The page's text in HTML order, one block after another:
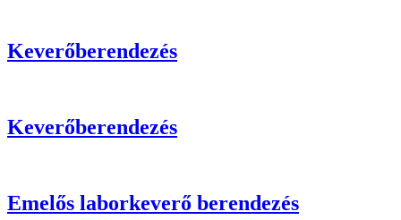
Keverőberendezés
Keverőberendezés
Emelős laborkeverő berendezés